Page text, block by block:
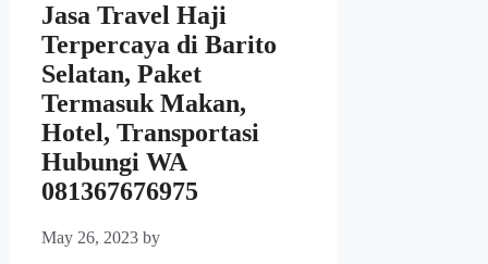
Jasa Travel Haji
Terpercaya di Barito
Selatan, Paket
Termasuk Makan,
Hotel, Transportasi
Hubungi WA
081367676975
May 26, 2023 by